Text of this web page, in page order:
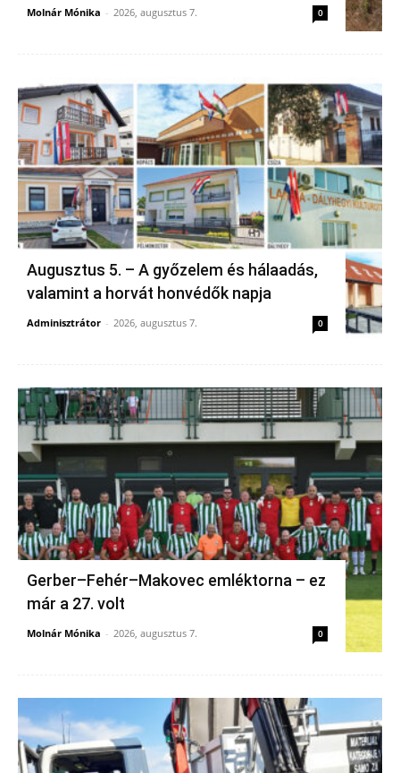
Molnár Mónika - 2026, augusztus 7. 0
Augusztus 5. – A győzelem és hálaadás,
valamint a horvát honvédők napja
Adminisztrátor - 2026, augusztus 7. 0
Gerber–Fehér–Makovec emléktorna – ez
már a 27. volt
Molnár Mónika - 2026, augusztus 7. 0